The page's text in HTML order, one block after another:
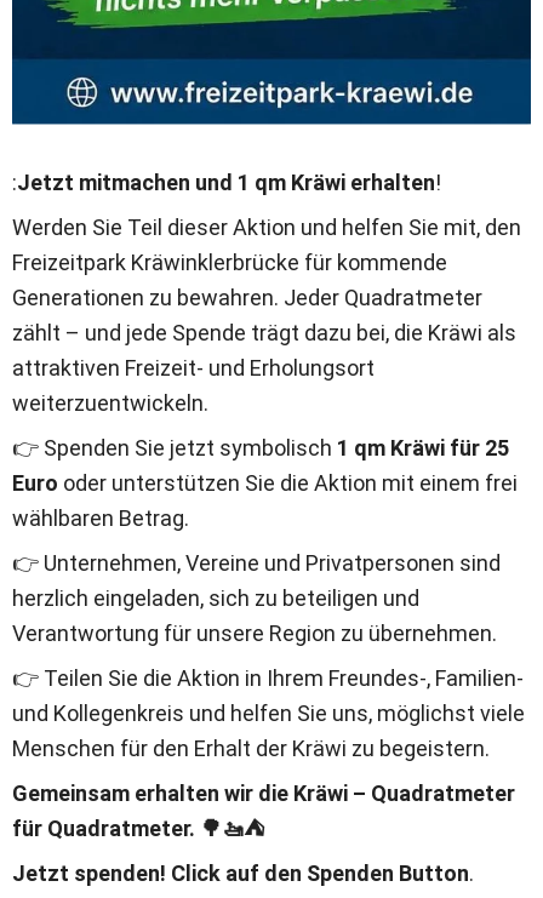
:Jetzt mitmachen und 1 qm Kräwi erhalten!
Werden Sie Teil dieser Aktion und helfen Sie mit, den
Freizeitpark Kräwinklerbrücke für kommende
Generationen zu bewahren. Jeder Quadratmeter
zählt – und jede Spende trägt dazu bei, die Kräwi als
attraktiven Freizeit- und Erholungsort
weiterzuentwickeln.
👉 Spenden Sie jetzt symbolisch 1 qm Kräwi für 25
Euro oder unterstützen Sie die Aktion mit einem frei
wählbaren Betrag.
👉 Unternehmen, Vereine und Privatpersonen sind
herzlich eingeladen, sich zu beteiligen und
Verantwortung für unsere Region zu übernehmen.
👉 Teilen Sie die Aktion in Ihrem Freundes-, Familien-
und Kollegenkreis und helfen Sie uns, möglichst viele
Menschen für den Erhalt der Kräwi zu begeistern.
Gemeinsam erhalten wir die Kräwi – Quadratmeter
für Quadratmeter. 🌳🚤⛺
Jetzt spenden! Click auf den Spenden Button.